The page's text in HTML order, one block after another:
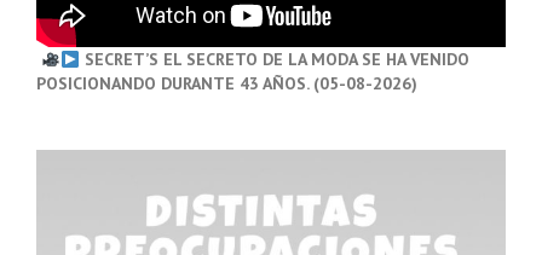
SECRET’S EL SECRETO DE LA MODA SE HA VENIDO
POSICIONANDO DURANTE 43 AÑOS. (05-08-2026)